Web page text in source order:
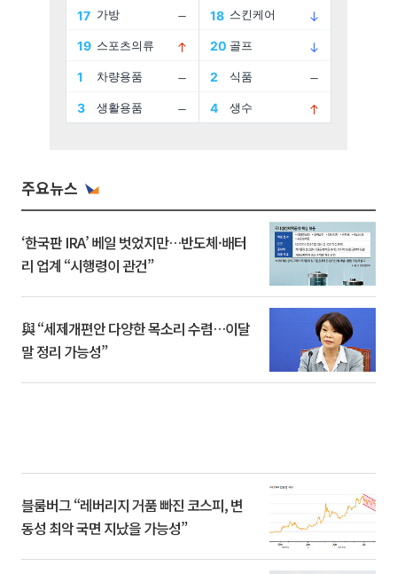
주요뉴스
‘한국판 IRA’ 베일 벗었지만…반도체·배터
리 업계 “시행령이 관건”
與 “세제개편안 다양한 목소리 수렴…이달
말 정리 가능성”
블룸버그 “레버리지 거품 빠진 코스피, 변
동성 최악 국면 지났을 가능성”